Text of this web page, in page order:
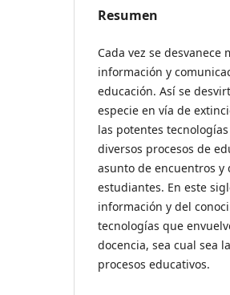
Resumen
Cada vez se
información y
educación. Así se
especie en vía de
las potentes
diversos procesos de
asunto de encuentros y
estudiantes. En este
información y del
tecnologías que
docencia, sea cual sea
procesos educativos.